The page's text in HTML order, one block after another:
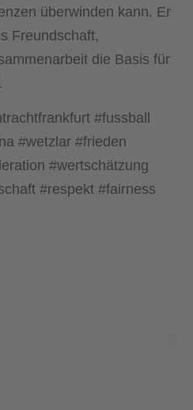
überwinden kann. Er
Freundschaft,
die Basis für
#fussball
#wetzlar #frieden
#wertschätzung
#respekt #fairness